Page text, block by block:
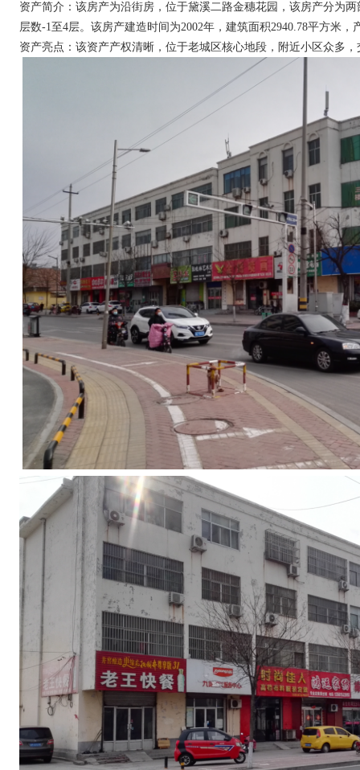
资产简介：该房产为沿街房，位于黛溪二路金穗花园，该房产分为
层数-1至4层。该房产建造时间为2002年，建筑面积2940.78平方米
资产亮点：该资产产权清晰，位于老城区核心地段，附近小区众多